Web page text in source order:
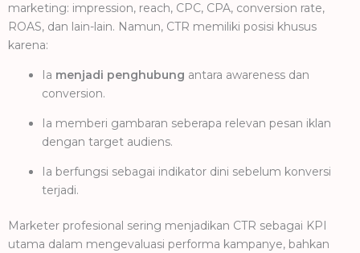
marketing: impression, reach, CPC, CPA, conversion rate,
ROAS, dan lain-lain. Namun, CTR memiliki posisi khusus
karena:
Ia menjadi penghubung antara awareness dan
conversion.
Ia memberi gambaran seberapa relevan pesan iklan
dengan target audiens.
Ia berfungsi sebagai indikator dini sebelum konversi
terjadi.
Marketer profesional sering menjadikan CTR sebagai KPI
utama dalam mengevaluasi performa kampanye, bahkan